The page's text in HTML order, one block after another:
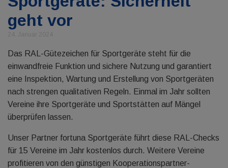
geht vor
Das RAL-Gütezeichen für Sportgeräte steht für die
einwandfreie Funktion und sichere Nutzung und garantiert
eine Inspektion, Wartung und Erstellung von Sportgeräten
nach strengen qualitativen Regeln. Einmal im Jahr sollten
Vereine ihre Sportgeräte und Sportstätten auf Mängel
überprüfen lassen.
Unser Partner fortuna Sportgeräte führt diese RAL-Checks
für 15 Vereine im Jahr kostenlos durch. Weitere Vereine
profitieren von den günstigen Kooperationspartner-